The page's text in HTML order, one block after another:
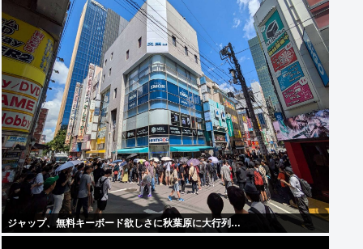
ジャップ、無料キーボード欲しさに秋葉原に大行列…